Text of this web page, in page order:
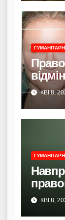
КВІ 8,
КВІ 8,